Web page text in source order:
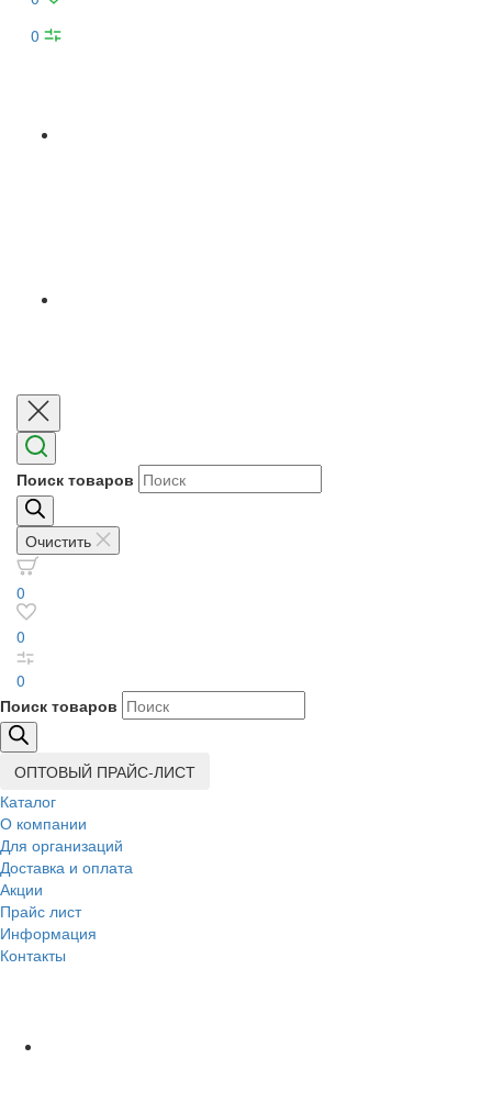
0
Поиск товаров
Очистить
0
0
0
Поиск товаров
ОПТОВЫЙ ПРАЙС-ЛИСТ
Каталог
О компании
Для организаций
Доставка и оплата
Акции
Прайс лист
Информация
Контакты